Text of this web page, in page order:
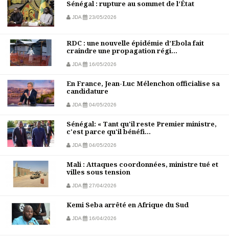
Sénégal : rupture au sommet de l’État
JDA 23/05/2026
RDC : une nouvelle épidémie d’Ebola fait
craindre une propagation régi...
JDA 16/05/2026
En France, Jean-Luc Mélenchon officialise sa
candidature
JDA 04/05/2026
Sénégal: « Tant qu'il reste Premier ministre,
c'est parce qu'il bénéfi...
JDA 04/05/2026
Mali : Attaques coordonnées, ministre tué et
villes sous tension
JDA 27/04/2026
Kemi Seba arrêté en Afrique du Sud
JDA 16/04/2026